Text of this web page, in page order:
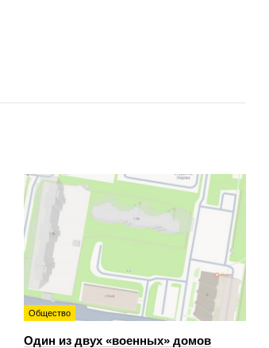
Общество
Один из двух «военных» домов